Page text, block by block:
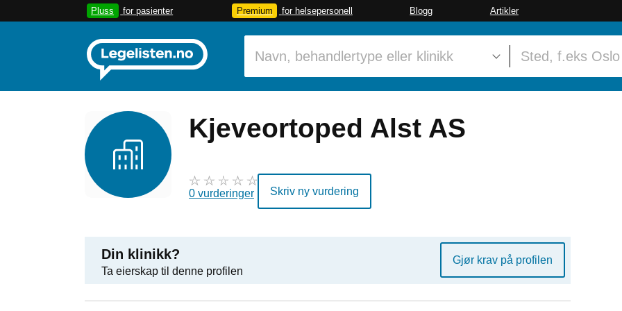
Pluss for pasienter Premium for helsepersonell Blogg Artikler
Kjeveortoped Alst AS
0 vurderinger Skriv ny vurdering
Din klinikk?
Ta eierskap til denne profilen
Gjør krav på profilen